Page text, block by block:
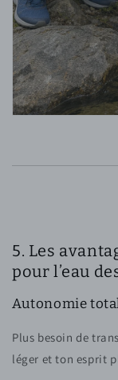
5. Les
pour l’eau
Autonomie
Plus besoin de
léger et ton esprit